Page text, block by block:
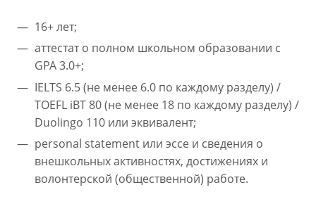
16+ лет;
аттестат о полном школьном образовании с
GPA 3.0+;
IELTS 6.5 (не менее 6.0 по каждому разделу) /
TOEFL iBT 80 (не менее 18 по каждому разделу) /
Duolingo 110 или эквивалент;
personal statement или эссе и сведения о
внешкольных активностях, достижениях и
волонтерской (общественной) работе.